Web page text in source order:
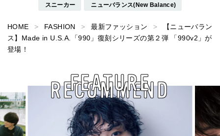
スニーカー ニューバランス(New Balance)
HOME FASHION 最新ファッション
【ニューバラン
ス】Made in U.S.A.「990」復刻シリーズの第２弾 「990v2」が
登場！
RECOMMEND
FEATURE